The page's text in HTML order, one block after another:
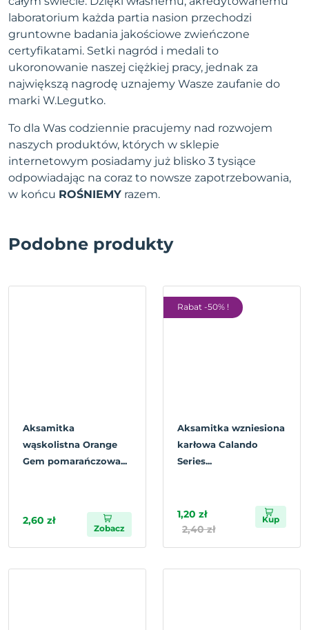
laboratorium każda partia nasion przechodzi
gruntowne badania jakościowe zwieńczone
certyfikatami. Setki nagród i medali to
ukoronowanie naszej ciężkiej pracy, jednak za
największą nagrodę uznajemy Wasze zaufanie do
marki W.Legutko.
To dla Was codziennie pracujemy nad rozwojem
naszych produktów, których w sklepie
internetowym posiadamy już blisko 3 tysiące
odpowiadając na coraz to nowsze zapotrzebowania,
w końcu ROŚNIEMY razem.
Podobne produkty
Aksamitka
wąskolistna Orange
Gem pomarańczowa...
2,60 zł
Zobacz
Rabat -50% !
Aksamitka wzniesiona
karłowa Calando
Series...
1,20 zł
2,40 zł
Kup